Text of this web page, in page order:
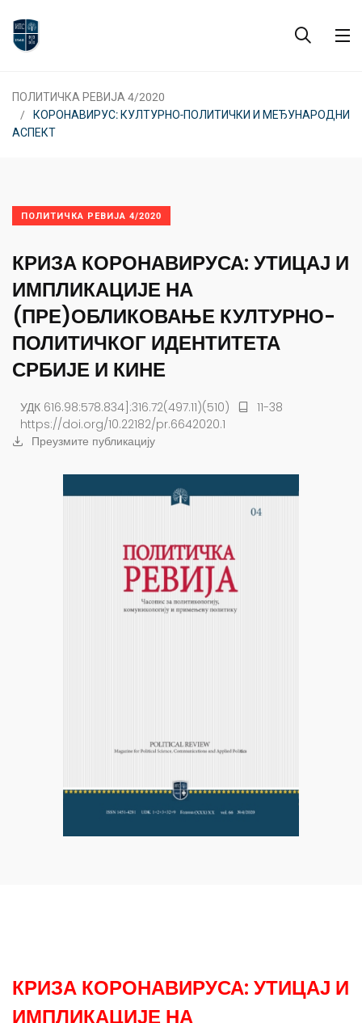
ПОЛИТИЧКА РЕВИЈА 4/2020
КОРОНАВИРУС: КУЛТУРНО-ПОЛИТИЧКИ И МЕЂУНАРОДНИ
АСПЕКТ
ПОЛИТИЧКА РЕВИЈА 4/2020
КРИЗА КОРОНАВИРУСА: УТИЦАЈ И
ИМПЛИКАЦИЈЕ НА
(ПРЕ)ОБЛИКОВАЊЕ КУЛТУРНО-
ПОЛИТИЧКОГ ИДЕНТИТЕТА
СРБИЈЕ И КИНЕ
УДК 616.98:578.834]:316.72(497.11)(510)
11-38
https://doi.org/10.22182/pr.6642020.1
Преузмите публикацију
КРИЗА КОРОНАВИРУСА: УТИЦАЈ И
ИМПЛИКАЦИЈЕ НА